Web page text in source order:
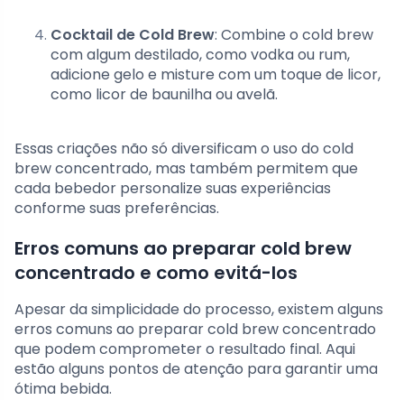
Cocktail de Cold Brew: Combine o cold brew
com algum destilado, como vodka ou rum,
adicione gelo e misture com um toque de licor,
como licor de baunilha ou avelã.
Essas criações não só diversificam o uso do cold
brew concentrado, mas também permitem que
cada bebedor personalize suas experiências
conforme suas preferências.
Erros comuns ao preparar cold brew
concentrado e como evitá-los
Apesar da simplicidade do processo, existem alguns
erros comuns ao preparar cold brew concentrado
que podem comprometer o resultado final. Aqui
estão alguns pontos de atenção para garantir uma
ótima bebida.